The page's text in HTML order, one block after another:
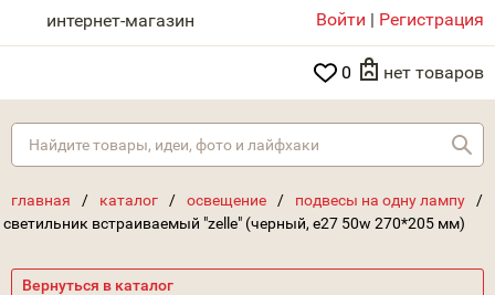
НАРЯДНЫЙ ДОМ
интернет-магазин Войти | Регистрация
0 нет товаров
главная / каталог / освещение / подвесы на одну лампу
/
светильник встраиваемый "zelle" (черный, e27 50w 270*205 мм)
Вернуться в каталог